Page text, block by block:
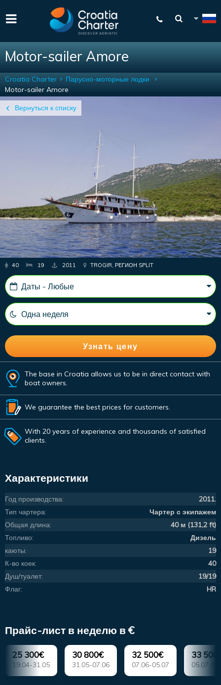
Motor-sailer Amore
Вернуться к списку
Croatia Charter
Парусно-моторные лодки
Motor-sailer Amore
40 19 2011 TROGIR, РЕГИОН SPLIT
The base in Croatia allows us to be in direct contact with
boat owners.
We guarantee the best prices for customers.
With 20 years of experience and thousands of satisfied
clients.
Характеристики
Год производства:
2011.
Тип чартера:
Чартер с экипажем
Общая длина:
40 м (131,2 ft)
Топливо:
Дизель
каюты:
19
К-во коек:
40
Душ/туалет:
19/19
Флаг:
HR
Прайс-лист в неделю в €
25 300€
19.04-31.05
30 800€
31.05-07.06
32 500€
07.06-05.07
33
05.07-